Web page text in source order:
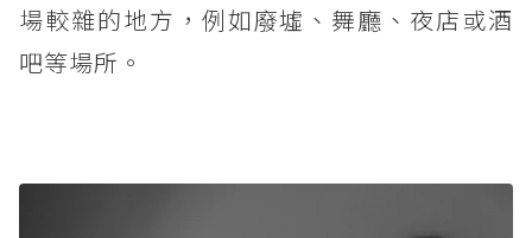
場較雜的地方，例如廢墟、舞廳、夜店或酒
吧等場所。